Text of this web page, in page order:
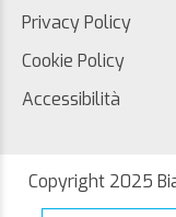
Privacy Policy
Cookie Policy
Accessibilità
Copyright 2025